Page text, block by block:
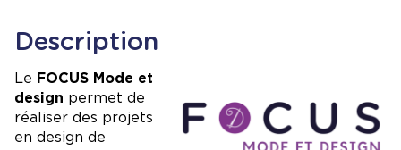
Description
Le FOCUS Mode et
design permet de
réaliser des projets
en design de